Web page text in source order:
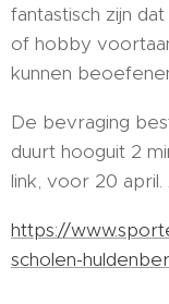
fantastisch zijn
of hobby
kunnen
De bevraging
duurt hooguit 2
link, voor 20
https://
scholen-